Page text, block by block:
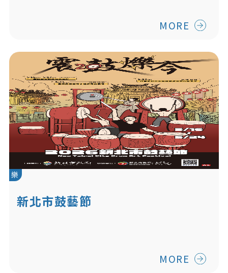
MORE
樂
新北市鼓藝節
MORE